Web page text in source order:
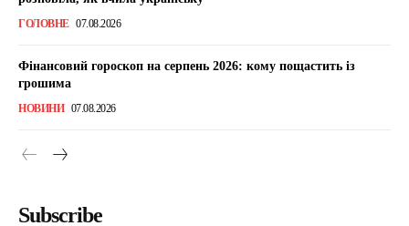
ГОЛОВНЕ 07.08.2026
Фінансовий гороскоп на серпень 2026: кому пощастить із
грошима
НОВИНИ 07.08.2026
Subscribe